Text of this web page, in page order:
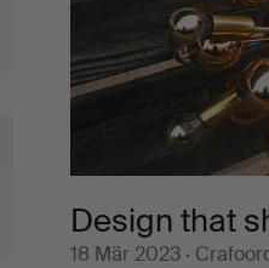
Design that
18 Mär 2023 ·